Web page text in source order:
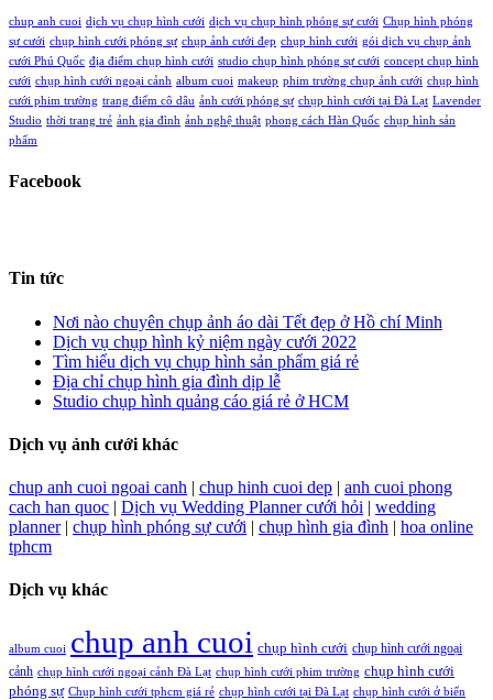
chup anh cuoi dịch vụ chụp hình cưới dịch vụ chụp hình phóng sự cưới Chụp hình phóng
sự cưới chụp hình cưới phóng sự chụp ảnh cưới đẹp chụp hình cưới gói dịch vụ chụp ảnh
cưới Phú Quốc địa điểm chụp hình cưới studio chụp hình phóng sự cưới concept chụp hình
cưới chụp hình cưới ngoại cảnh album cuoi makeup phim trường chụp ảnh cưới chụp hình
cưới phim trường trang điểm cô dâu ảnh cưới phóng sự chụp hình cưới tại Đà Lạt Lavender
Studio thời trang trẻ ảnh gia đình ảnh nghệ thuật phong cách Hàn Quốc chụp hình sản
phẩm
Facebook
Tin tức
Nơi nào chuyên chụp ảnh áo dài Tết đẹp ở Hồ chí Minh
Dịch vụ chụp hình kỷ niệm ngày cưới 2022
Tìm hiểu dịch vụ chụp hình sản phẩm giá rẻ
Địa chỉ chụp hình gia đình dịp lễ
Studio chụp hình quảng cáo giá rẻ ở HCM
Dịch vụ ảnh cưới khác
chup anh cuoi ngoai canh | chup hinh cuoi dep | anh cuoi phong
cach han quoc | Dịch vụ Wedding Planner cưới hỏi | wedding
planner| chụp hình phóng sự cưới | chụp hình gia đình | hoa online
tphcm
Dịch vụ khác
album cuoi chup anh cuoi chụp hình cưới chụp hình cưới ngoại
cảnh chụp hình cưới ngoại cảnh Đà Lạt chụp hình cưới phim trường chụp hình cưới
phóng sự Chụp hình cưới tphcm giá rẻ chụp hình cưới tại Đà Lạt chụp hình cưới ở biển